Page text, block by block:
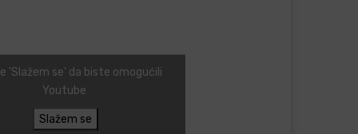
'Slažem se' da biste omogućili
Youtube
Slažem se